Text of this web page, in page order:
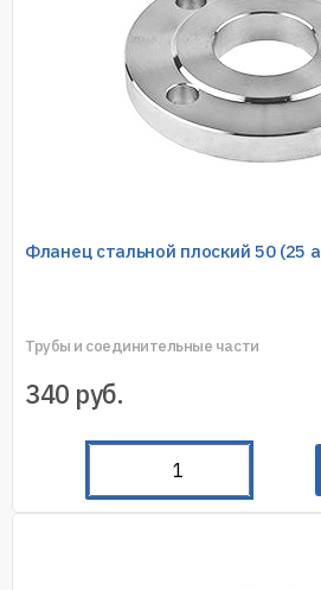
Фланец стальной плоский 50 (25
Трубы и соединительные части
340 руб.